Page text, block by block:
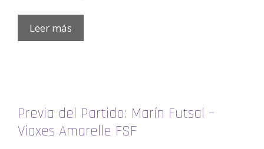
Leer más
Previa del Partido: Marín Futsal –
Viaxes Amarelle FSF